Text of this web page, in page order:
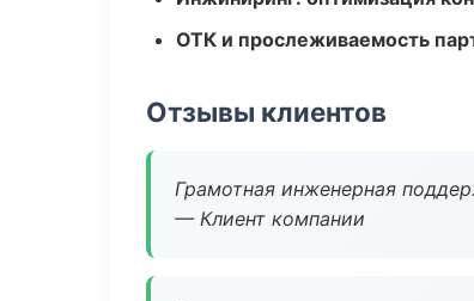
ОТК и прослеживаемость
Отзывы клиентов
Грамотная инженерная
— Клиент компании